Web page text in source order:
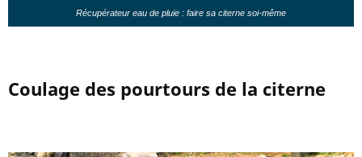
Récupérateur eau de pluie : faire sa citerne soi-même
Coulage des pourtours de la citerne